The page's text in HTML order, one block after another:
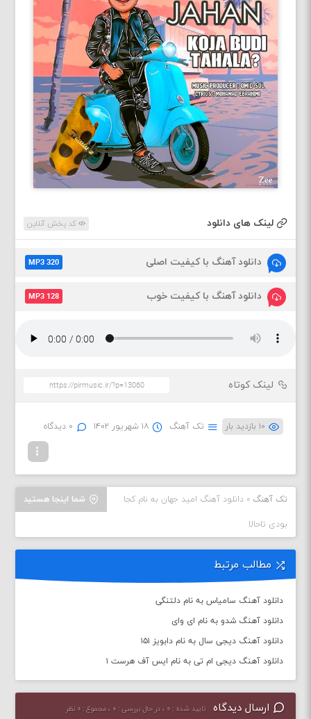
لینک های دانلود کد پخش آنلاین
دانلود آهنگ با کیفیت اصلی MP3 320
دانلود آهنگ با کیفیت خوب MP3 128
لینک کوتاه
۱۰ بازدید بار تک آهنگ ۱۸ شهریور ۱۴۰۲ ۰ دیدگاه
شما اینجا هستید تک آهنگ »دانلود آهنگ امید جهان به نام کجا
بودی تاحالا
مطالب مرتبط
دانلود آهنگ سامیاس به نام دلتنگی
دانلود آهنگ شدو به نام ای وای
دانلود آهنگ دیجی سال به نام دابویز ۱۵۱
دانلود آهنگ دیجی ام تی به نام ایس آف هرست ۱
ارسال دیدگاه تایید شده : ۰ ، در حال بررسی : ۰ ، مجموع : ۰ نظر